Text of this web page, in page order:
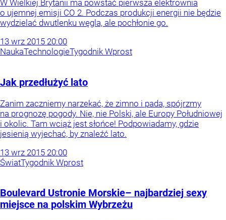
W Wielkiej Brytanii ma powstać pierwsza elektrownia
o ujemnej emisji CO 2. Podczas produkcji energii nie będzie
wydzielać dwutlenku węgla, ale pochłonie go.
13 wrz 2015 20:00
NaukaTechnologieTygodnik Wprost
Jak przedłużyć lato
Zanim zaczniemy narzekać, że zimno i pada, spójrzmy
na prognozę pogody. Nie, nie Polski, ale Europy Południowej
i okolic. Tam wciąż jest słońce! Podpowiadamy, gdzie
jesienią wyjechać, by znaleźć lato.
13 wrz 2015 20:00
ŚwiatTygodnik Wprost
Boulevard Ustronie Morskie– najbardziej sexy
miejsce na polskim Wybrzeżu